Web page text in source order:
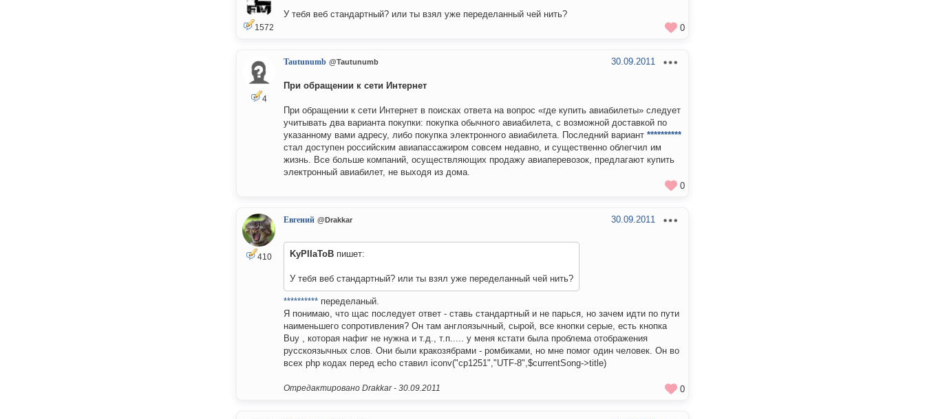
1572
У тебя веб стандартный? или ты взял уже переделанный чей нить?
0
4
Tautunumb @Tautunumb 30.09.2011
При обращении к сети Интернет
При обращении к сети Интернет в поисках ответа на вопрос «где купить авиабилеты» следует
учитывать два варианта покупки: покупка обычного авиабилета, с возможной доставкой по
указанному вами адресу, либо покупка электронного авиабилета. Последний вариант **********
стал доступен российским авиапассажиром совсем недавно, и существенно облегчил им
жизнь. Все больше компаний, осуществляющих продажу авиаперевозок, предлагают купить
электронный авиабилет, не выходя из дома.
0
410
Евгений @Drakkar 30.09.2011
KyPIIaToB пишет:
У тебя веб стандартный? или ты взял уже переделанный чей нить?
********** переделаный.
Я понимаю, что щас последует ответ - ставь стандартный и не парься, но зачем идти по пути
наименьшего сопротивления? Он там англоязычный, сырой, все кнопки серые, есть кнопка
Buy , которая нафиг не нужна и т.д., т.п..... у меня кстати была проблема отображения
русскоязычных слов. Они были кракозябрами - ромбиками, но мне помог один человек. Он во
всех php кодах перед echo ставил iconv("cp1251","UTF-8",$currentSong->title)
Отредактировано Drakkar - 30.09.2011 0